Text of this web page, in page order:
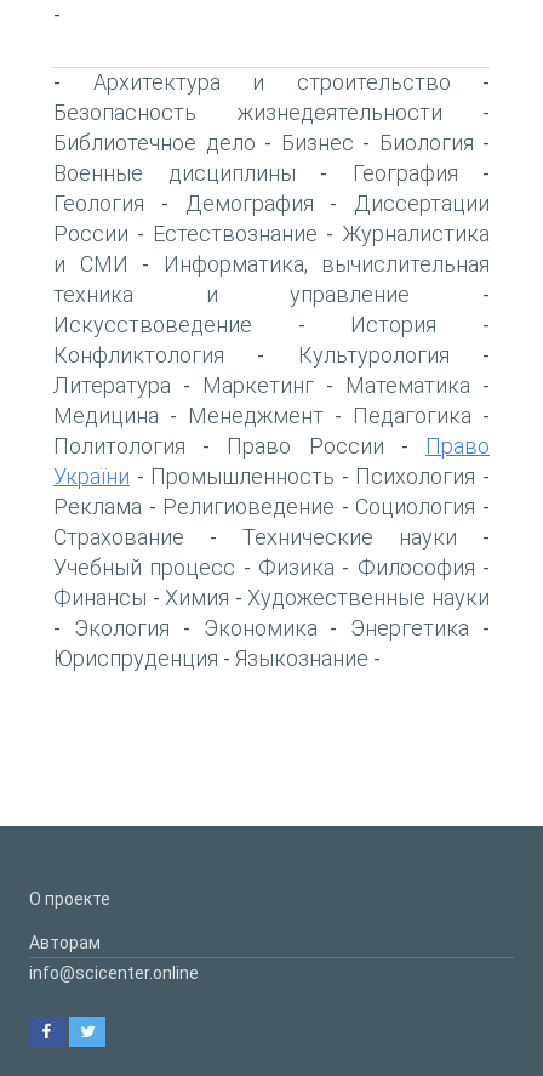
-
- Архитектура и строительство -
Безопасность жизнедеятельности -
Библиотечное дело - Бизнес - Биология -
Военные дисциплины - География -
Геология - Демография -
Диссертации
России - Естествознание - Журналистика
и СМИ -
Информатика, вычислительная
техника и управление -
Искусствоведение - История -
Конфликтология - Культурология -
Литература - Маркетинг - Математика -
Медицина - Менеджмент - Педагогика -
Политология - Право России -
Право
України - Промышленность - Психология -
Реклама - Религиоведение - Социология -
Страхование - Технические науки -
Учебный процесс - Физика - Философия -
Финансы -Химия -Художественные науки
- Экология - Экономика - Энергетика -
Юриспруденция - Языкознание -
О проекте
Авторам
info@scicenter.online